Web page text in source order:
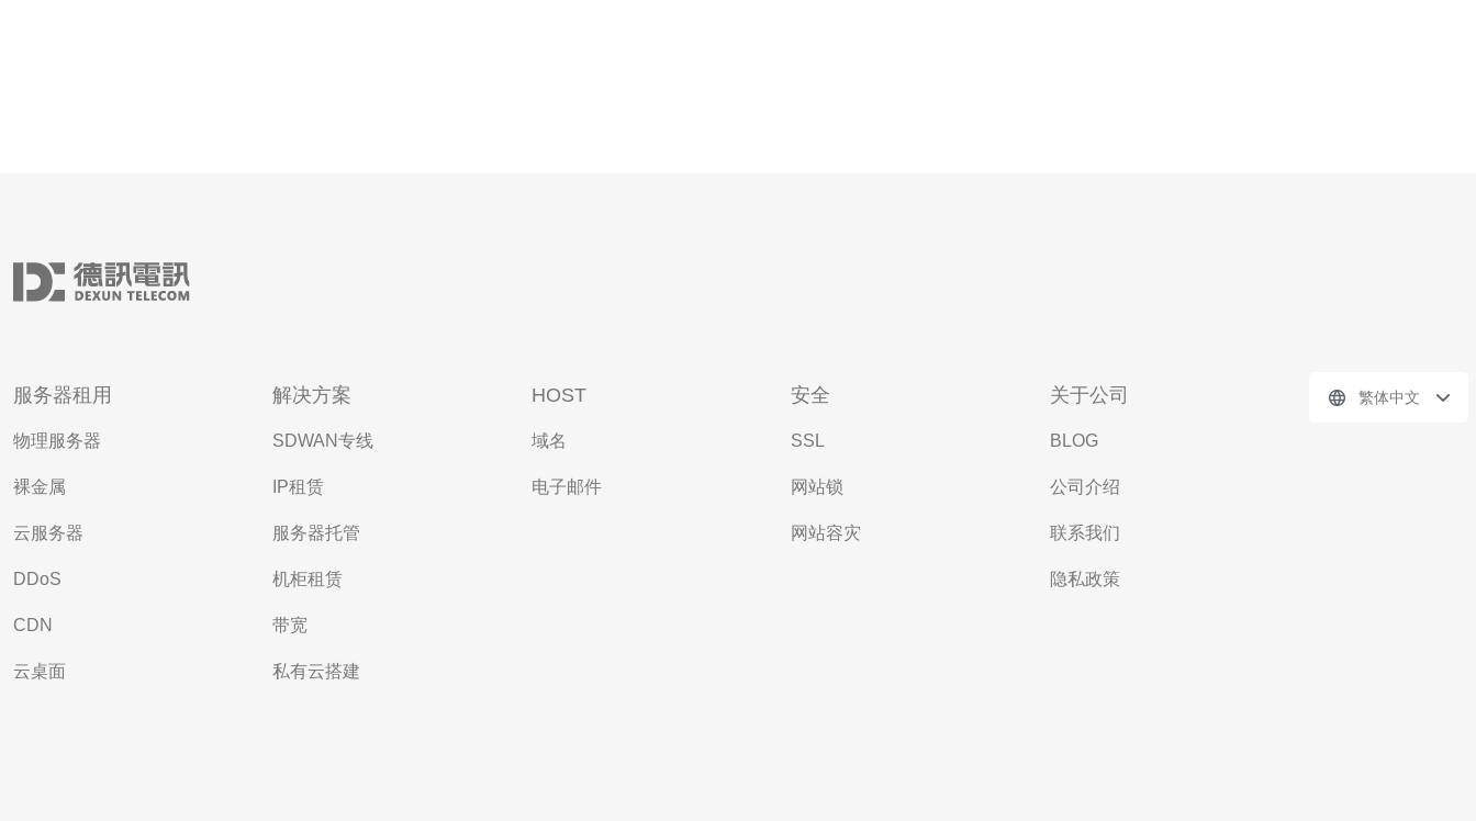
服务器租用
物理服务器
裸金属
云服务器
DDoS
CDN
云桌面
解决方案
SDWAN专线
IP租赁
服务器托管
机柜租赁
带宽
私有云搭建
HOST
域名
电子邮件
安全
SSL
网站锁
网站容灾
关于公司
BLOG
公司介绍
联系我们
隐私政策
繁体中文